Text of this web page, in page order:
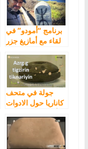
برنامج “أمودو” في
لقاء مع أمازيغ جزر
جولة في متحف
كاناريا حول الادوات
جلبها الامازيغ إلى
جزر الكاناري